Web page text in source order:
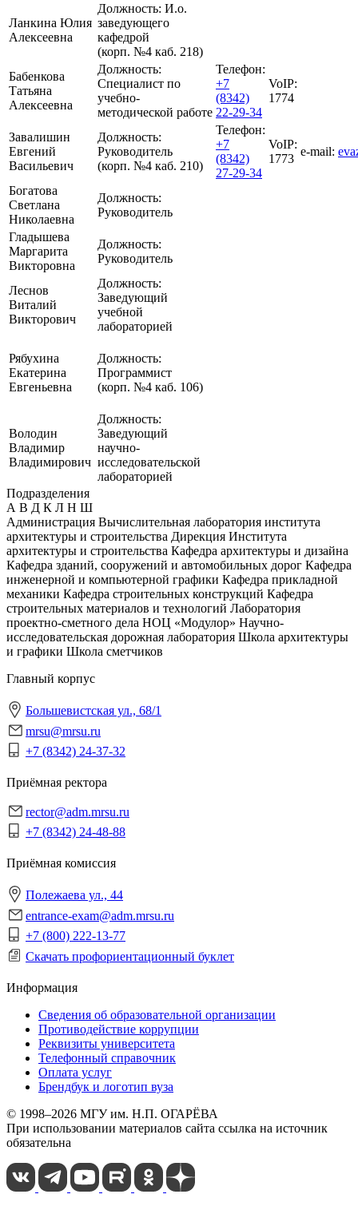
Ланкина Юлия
Алексеевна
Должность: И.о.
заведующего
кафедрой
(корп. №4 каб. 218)
Бабенкова
Татьяна
Алексеевна
Должность:
Специалист по
учебно-
методической работе
Телефон:
+7
(8342)
22-29-34
VoIP:
1774
Завалишин
Евгений
Васильевич
Должность:
Руководитель
(корп. №4 каб. 210)
Телефон:
+7
(8342)
27-29-34
VoIP:
1773
e-mail:
Богатова
Светлана
Николаевна
Должность:
Руководитель
Гладышева
Маргарита
Викторовна
Должность:
Руководитель
Леснов
Виталий
Викторович
Должность:
Заведующий
учебной
лабораторией
Рябухина
Екатерина
Евгеньевна
Должность:
Программист
(корп. №4 каб. 106)
Володин
Владимир
Владимирович
Должность:
Заведующий
научно-
исследовательской
лабораторией
Подразделения
А В Д К Л Н Ш
Администрация Вычислительная лаборатория института
архитектуры и строительства Дирекция Института
архитектуры и строительства Кафедра архитектуры и дизайна
Кафедра зданий, сооружений и автомобильных дорог Кафедра
инженерной и компьютерной графики Кафедра прикладной
механики Кафедра строительных конструкций Кафедра
строительных материалов и технологий Лаборатория
проектно-сметного дела НОЦ «Модулор» Научно-
исследовательская дорожная лаборатория Школа архитектуры
и графики Школа сметчиков
Главный корпус
Большевистская ул., 68/1
mrsu@mrsu.ru
+7 (8342) 24-37-32
Приёмная ректора
rector@adm.mrsu.ru
+7 (8342) 24-48-88
Приёмная комиссия
Полежаева ул., 44
entrance-exam@adm.mrsu.ru
+7 (800) 222-13-77
Скачать профориентационный буклет
Информация
Сведения об образовательной организации
Противодействие коррупции
Реквизиты университета
Телефонный справочник
Оплата услуг
Брендбук и логотип вуза
© 1998–2026 МГУ им. Н.П. ОГАРЁВА
При использовании материалов сайта ссылка на источник
обязательна